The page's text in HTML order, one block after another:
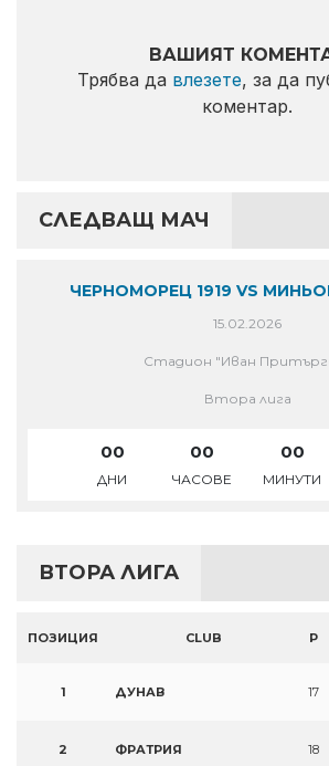
ВАШИЯТ
Трябва да влезете, за да
коментар.
СЛЕДВАЩ МАЧ
ЧЕРНОМОРЕЦ 1919 VS
15.02.2026
Стадион "Иван
Втора лига
00
ДНИ
00
ЧАСОВЕ
00
МИНУТИ
ВТОРА ЛИГА
ПОЗИЦИЯ CLUB P
1 ДУНАВ 17
2 ФРАТРИЯ 18